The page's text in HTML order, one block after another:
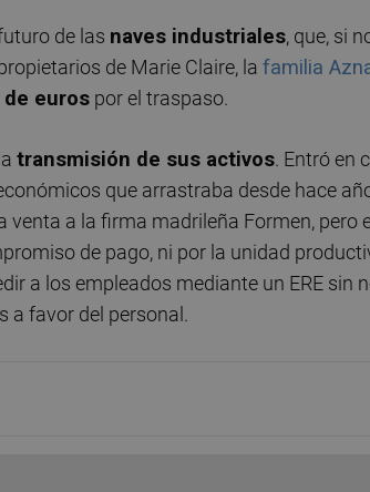
de las naves industriales, que, si
de Marie Claire, la familia
euros por el traspaso.
transmisión de sus activos. Entró en
que arrastraba desde hace
a la firma madrileña Formen, pero
de pago, ni por la unidad
a los empleados mediante un ERE sin
a favor del personal.